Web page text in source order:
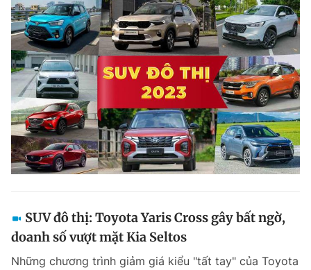
SUV đô thị: Toyota Yaris Cross gây bất ngờ,
doanh số vượt mặt Kia Seltos
Những chương trình giảm giá kiểu "tất tay" của Toyota